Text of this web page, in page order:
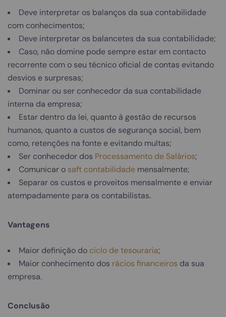
Deve interpretar os balanços da sua contabilidade
com conhecimentos;
Deve interpretar os balancetes da sua contabilidade;
Caso, não domine pode sempre estar em contacto
recorrente com o seu técnico oficial de contas evitando
desvios e surpresas;
Dominar ou ser conhecedor da sua contabilidade
interna da empresa;
Estar dentro da lei, quanto à gestão de recursos
humanos, quanto a custos de segurança social, bem
como, retenções na fonte e evitando multas;
Ser conhecedor dos Processamento de Salários;
Comunicar o saft contabilidade mensalmente;
Separar os custos e proveitos mensalmente e enviar
atempadamente para os contabilistas.
Vantagens
Maior definição do ciclo de tesouraria;
Maior conhecimento dos rácios financeiros da sua
empresa.
Conclusão